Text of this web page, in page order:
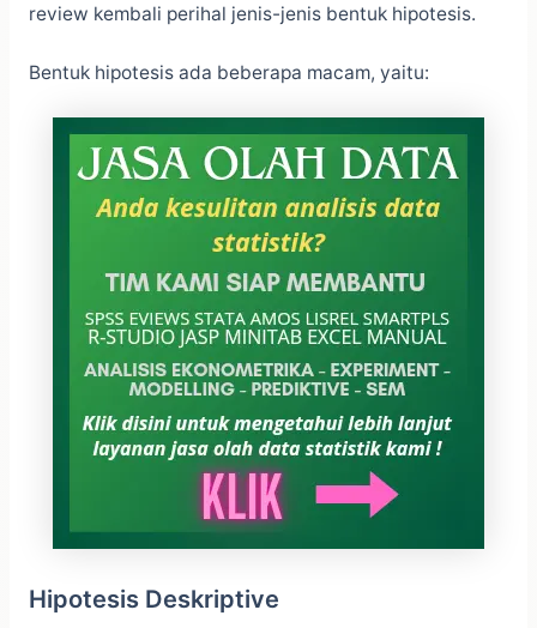
review kembali perihal jenis-jenis bentuk hipotesis.
Bentuk hipotesis ada beberapa macam, yaitu:
Hipotesis Deskriptive